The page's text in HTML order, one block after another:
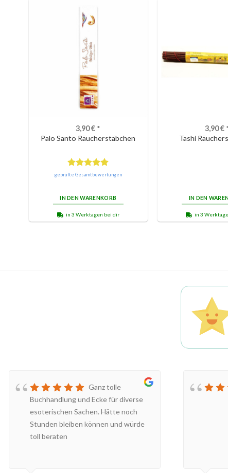
3,90€ *
Palo Santo Räucherstäbchen
Bewertet
geprüfte Gesamtbewertungen
IN DEN WARENKORB
in 3 Werktagen bei dir
3,90€
Tashi
IN DEN
in 3
Ganz tolle
Buchhandlung und Ecke für diverse
esoterischen Sachen. Hätte noch
Stunden bleiben können und würde
toll beraten